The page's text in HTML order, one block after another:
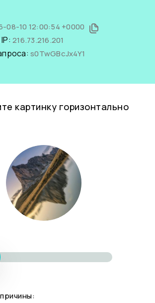
08-10 12:00:54 +0000
216.73.216.201
s0TwGBcJx4Y1
картинку горизонтально